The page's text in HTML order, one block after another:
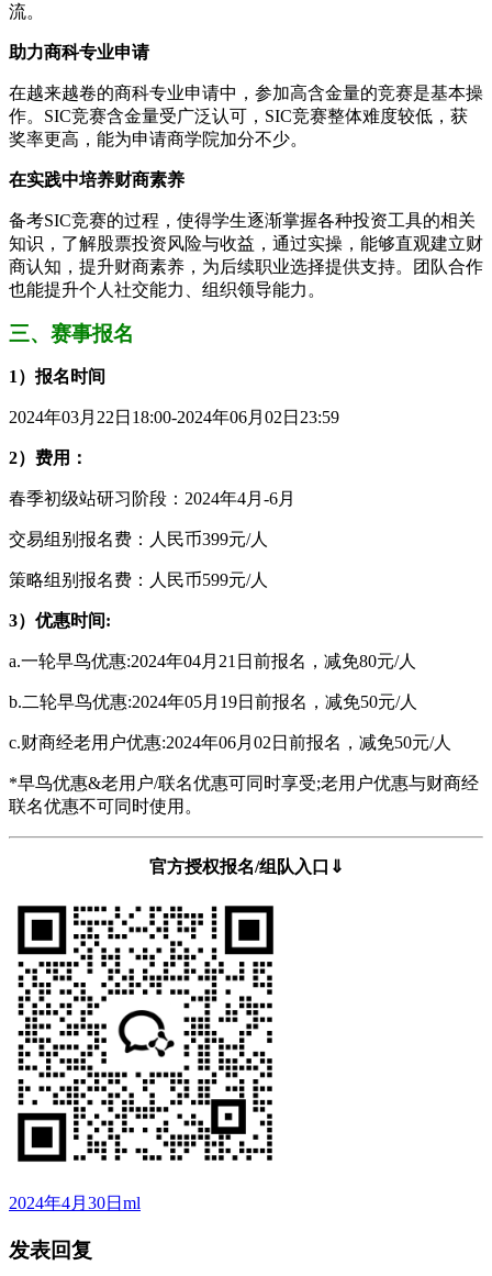
流。
助力商科专业申请
在越来越卷的商科专业申请中，参加高含金量的竞赛是基本操
作。SIC竞赛含金量受广泛认可，SIC竞赛整体难度较低，获
奖率更高，能为申请商学院加分不少。
在实践中培养财商素养
备考SIC竞赛的过程，使得学生逐渐掌握各种投资工具的相关
知识，了解股票投资风险与收益，通过实操，能够直观建立财
商认知，提升财商素养，为后续职业选择提供支持。团队合作
也能提升个人社交能力、组织领导能力。
三、赛事报名
1）报名时间
2024年03月22日18:00-2024年06月02日23:59
2）费用：
春季初级站研习阶段：2024年4月-6月
交易组别报名费：人民币399元/人
策略组别报名费：人民币599元/人
3）优惠时间:
a.一轮早鸟优惠:2024年04月21日前报名，减免80元/人
b.二轮早鸟优惠:2024年05月19日前报名，减免50元/人
c.财商经老用户优惠:2024年06月02日前报名，减免50元/人
*早鸟优惠&老用户/联名优惠可同时享受;老用户优惠与财商经
联名优惠不可同时使用。
官方授权报名/组队入口⇓
发
于
2024年4月30日 作
ml
发表回复